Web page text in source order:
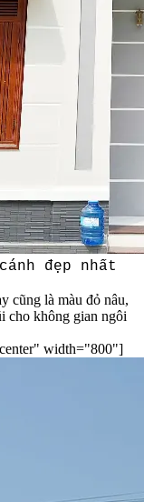
đẹp nhất
cũng là màu đỏ nâu,
cho không gian ngôi
width="800"]